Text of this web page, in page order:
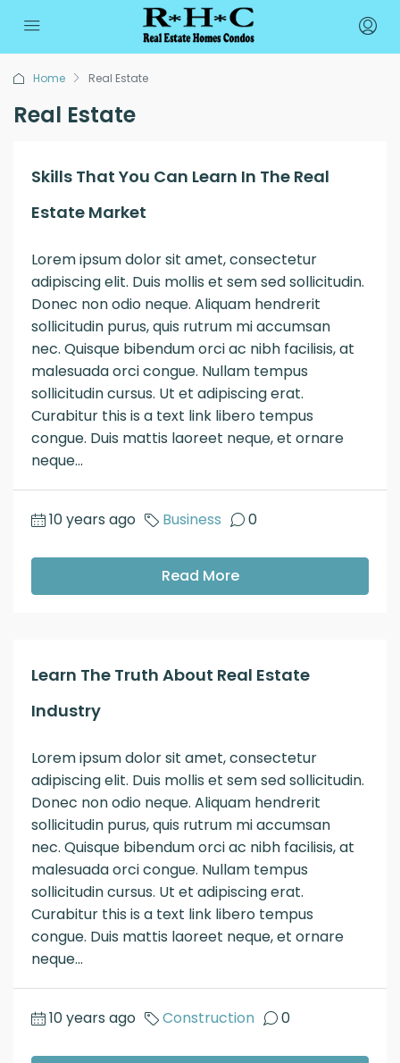
Home Real Estate
Real Estate
Skills That You Can Learn In The Real
Estate Market
Lorem ipsum dolor sit amet, consectetur
adipiscing elit. Duis mollis et sem sed sollicitudin.
Donec non odio neque. Aliquam hendrerit
sollicitudin purus, quis rutrum mi accumsan
nec. Quisque bibendum orci ac nibh facilisis, at
malesuada orci congue. Nullam tempus
sollicitudin cursus. Ut et adipiscing erat.
Curabitur this is a text link libero tempus
congue. Duis mattis laoreet neque, et ornare
neque...
10 years ago Business 0
Read More
Learn The Truth About Real Estate
Industry
Lorem ipsum dolor sit amet, consectetur
adipiscing elit. Duis mollis et sem sed sollicitudin.
Donec non odio neque. Aliquam hendrerit
sollicitudin purus, quis rutrum mi accumsan
nec. Quisque bibendum orci ac nibh facilisis, at
malesuada orci congue. Nullam tempus
sollicitudin cursus. Ut et adipiscing erat.
Curabitur this is a text link libero tempus
congue. Duis mattis laoreet neque, et ornare
neque...
10 years ago Construction 0